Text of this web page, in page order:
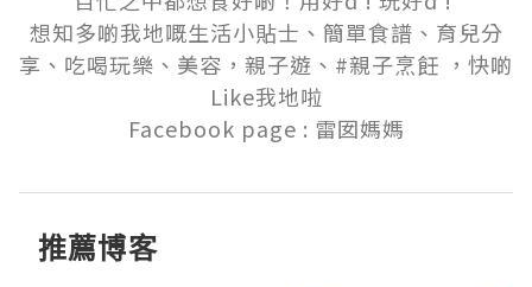
想知多啲我地嘅生活小貼士、簡單食譜、育兒分
享、吃喝玩樂、美容，親子遊、#親子烹飪 ，快啲
Like我地啦
Facebook page : 雷囡媽媽
推薦博客